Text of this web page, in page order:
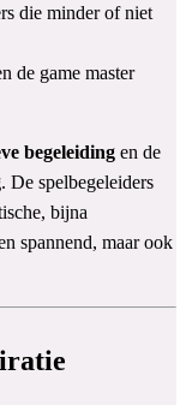
die minder of niet
de game master
begeleiding en de
. De spelbegeleiders
bijna
spannend, maar ook